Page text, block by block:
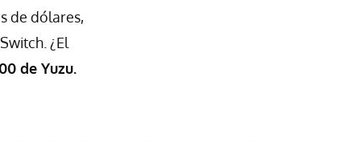
de dólares,
¿El
de Yuzu.